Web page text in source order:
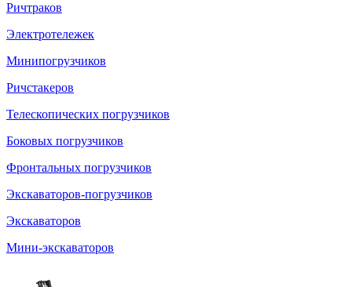
Ричтраков
Электротележек
Минипогрузчиков
Ричстакеров
Телескопических погрузчиков
Боковых погрузчиков
Фронтальных погрузчиков
Экскаваторов-погрузчиков
Экскаваторов
Мини-экскаваторов